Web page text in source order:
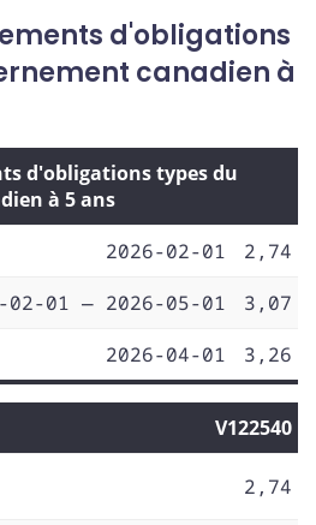
d'obligations
canadien à
d'obligations types du
à 5 ans
2026-02-01
2,74
02-01 — 2026-05-01
3,07
2026-04-01 3,26
V122540
2,74